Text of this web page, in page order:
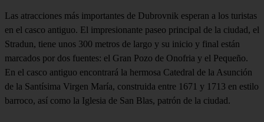
Las atracciones más importantes de Dubrovnik esperan a los turistas
en el casco antiguo. El impresionante paseo principal de la ciudad, el
Stradun, tiene unos 300 metros de largo y su inicio y final están
marcados por dos fuentes: el Gran Pozo de Onofria y el Pequeño.
En el casco antiguo encontrará la hermosa Catedral de la Asunción
de la Santísima Virgen María, construida entre 1671 y 1713 en estilo
barroco, así como la Iglesia de San Blas, patrón de la ciudad.